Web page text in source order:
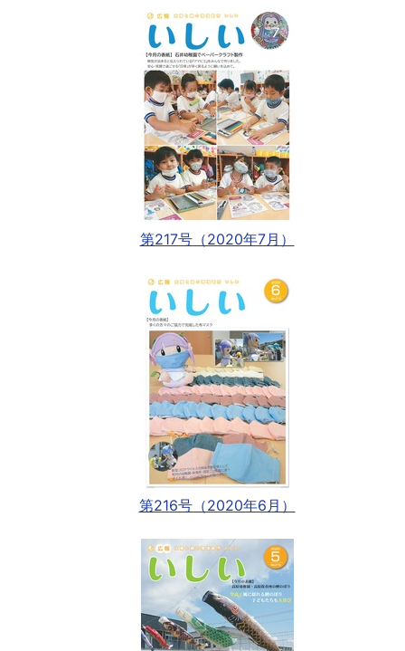
第217号（2020年7月）
第216号（2020年6月）